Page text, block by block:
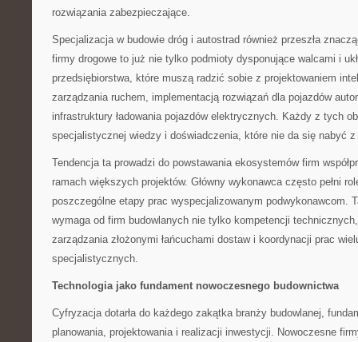
rozwiązania zabezpieczające.
Specjalizacja w budowie dróg i autostrad również przeszła
firmy drogowe to już nie tylko podmioty dysponujące walcami i
przedsiębiorstwa, które muszą radzić sobie z projektowaniem
zarządzania ruchem, implementacją rozwiązań dla pojazdów
infrastruktury ładowania pojazdów elektrycznych. Każdy z tych
specjalistycznej wiedzy i doświadczenia, które nie da się nabyć
Tendencja ta prowadzi do powstawania ekosystemów firm
ramach większych projektów. Główny wykonawca często pełni
poszczególne etapy prac wyspecjalizowanym podwykonawcom.
wymaga od firm budowlanych nie tylko kompetencji
zarządzania złożonymi łańcuchami dostaw i koordynacji prac
specjalistycznych.
Technologia jako fundament nowoczesnego budownictwa
Cyfryzacja dotarła do każdego zakątka branży budowlanej,
planowania, projektowania i realizacji inwestycji. Nowoczesne